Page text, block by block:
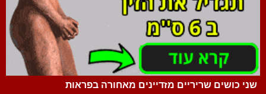
שני כושים שריריים מזדיינים מאחורה בפראות